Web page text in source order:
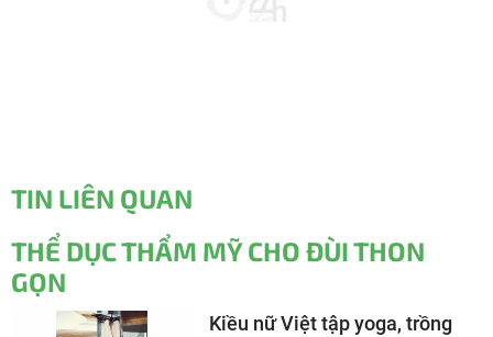
TIN LIÊN QUAN
THỂ DỤC THẨM MỸ CHO ĐÙI THON
GỌN
Kiều nữ Việt tập yoga, trồng